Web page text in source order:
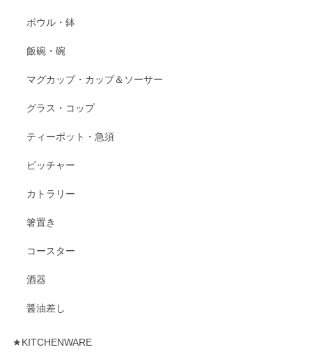
ボウル・鉢
飯碗・碗
マグカップ・カップ＆ソーサー
グラス・コップ
ティーポット・急須
ピッチャー
カトラリー
箸置き
コースター
酒器
醤油差し
★KITCHENWARE